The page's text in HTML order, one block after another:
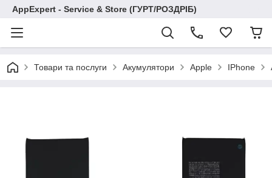
AppExpert - Service & Store (ГУРТ/РОЗДРІБ)
Товари та послуги Акумулятори Apple IPhone